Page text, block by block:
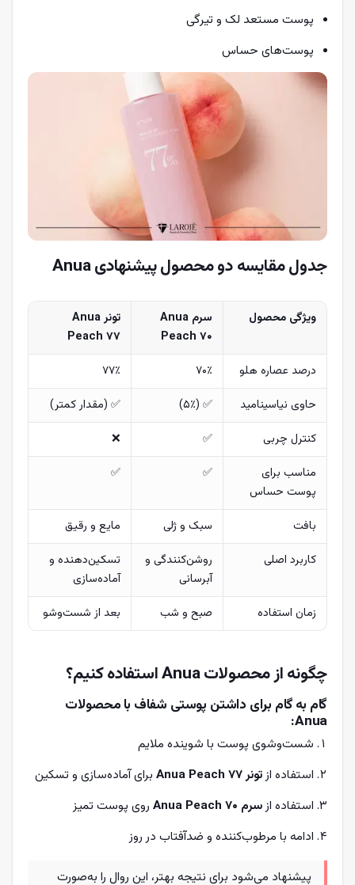
پوست مستعد لک و تیرگی
پوست‌های حساس
جدول مقایسه دو محصول پیشنهادی Anua
ویژگی محصول
سرم Anua
Peach 70
تونر Anua
Peach 77
درصد عصاره هلو
۷۰٪
۷۷٪
حاوی نیاسینامید
✅ (۵٪)
✅ (مقدار کمتر)
کنترل چربی
✅
❌
مناسب برای
پوست حساس
✅
✅
بافت سبک و ژلی
مایع و رقیق
کاربرد اصلی
روشن‌کنندگی و
آبرسانی
تسکین‌دهنده و
آماده‌سازی
زمان استفاده
صبح و شب بعد از شست‌وشو
چگونه از محصولات Anua استفاده کنیم؟
گام به گام برای داشتن پوستی شفاف با محصولات
Anua:
شست‌وشوی پوست با شوینده ملایم
استفاده از تونر Anua Peach 77
برای آماده‌سازی و تسکین
استفاده از سرم Anua Peach 70
روی پوست تمیز
ادامه با مرطوب‌کننده و ضدآفتاب در روز
پیشنهاد می‌شود برای نتیجه بهتر، این روال را به‌صورت